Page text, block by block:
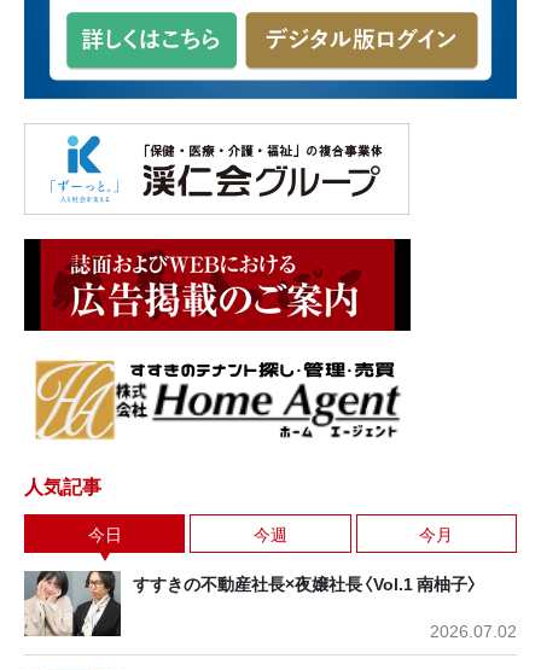
人気記事
今日 今週 今月
すすきの不動産社長×夜嬢社長〈Vol.1 南柚子〉
2026.07.02